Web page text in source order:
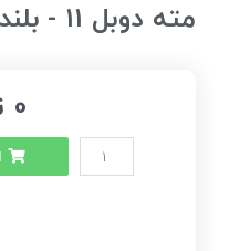
0
مته دوبل 11 - بلند